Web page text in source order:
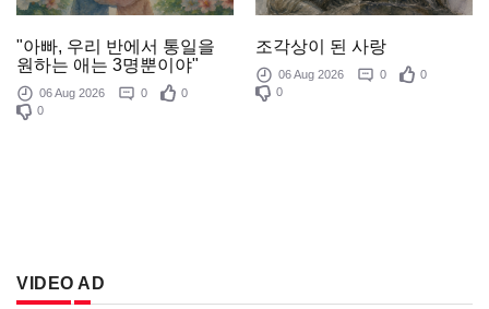
"아빠, 우리 반에서 통일을
원하는 애는 3명뿐이야"
06 Aug 2026 0
0
0
조각상이 된 사랑
06 Aug 2026 0
0
0
VIDEO AD